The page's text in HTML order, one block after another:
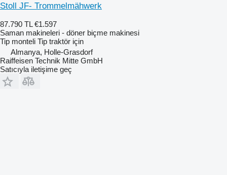
Stoll JF- Trommelmähwerk
87.790 TL €1.597
Saman makineleri - döner biçme makinesi
Tip monteli Tip traktör için
Almanya, Holle-Grasdorf
Raiffeisen Technik Mitte GmbH
Satıcıyla iletişime geç